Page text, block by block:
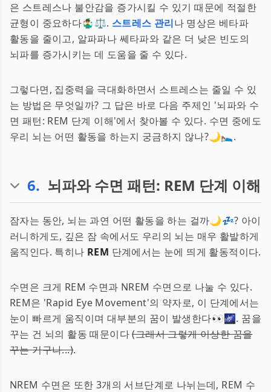
은 스트레스나 불안감을 증가시킬 수 있기 때문에 적절한
균형이 중요하다🤹‍♂️⚖️. 스트레스 관리나 명상은 베타파
활동을 줄이고, 알파파나 쎄타파와 같은 더 낮은 빈도의
뇌파를 증가시키는 데 도움을 줄 수 있다.
그렇다면, 집중력을 극대화하면서 스트레스는 줄일 수 있
는 방법은 무엇일까? 그 답은 바로 다음 주제인 '뇌파와 수
면 패턴: REM 단계 이해'에서 찾아볼 수 있다. 수면 중에도
우리 뇌는 어떤 활동을 하는지 궁금하지 않나?🌙🛌.
6. 뇌파와 수면 패턴: REM 단계 이해
잠자는 동안, 뇌는 과연 어떤 활동을 하는 걸까🌙💤? 아이
러니하게도, 깊은 잠 속에서도 우리의 뇌는 매우 활발하게
움직인다. 특히나 REM 단계에서는 눈에 띄게 활동적이다.
수면은 크게 REM 수면과 NREM 수면으로 나눌 수 있다.
REM은 'Rapid Eye Movement'의 약자로, 이 단계에서는
눈이 빠르게 움직이며 대부분의 꿈이 발생한다👀🌌. 꿈을
꾸는 건 뇌의 활동 때문이다(그래서 그렇게 이상한 꿈을
꾸는 거구나...).
NREM 수면은 또한 3개의 서브단계로 나뉘는데, REM 수